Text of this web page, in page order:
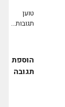
טוען
תגובות...
הוספת
תגובה